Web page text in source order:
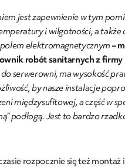
jest zapewnienie w tym
i wilgotności, a także
elektromagnetycznym –
robót sanitarnych z firmy
serwerowni, ma wysokość
by nasze instalacje
międzysufitowej, a część w
podłogą. Jest to bardzo
rozpocznie się też